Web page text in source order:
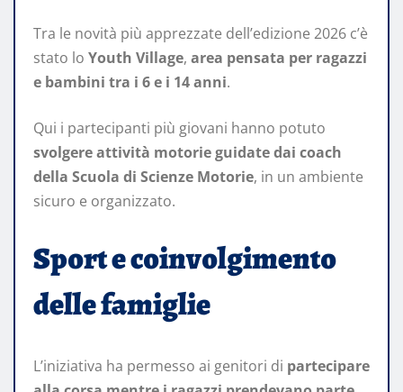
Tra le novità più apprezzate dell’edizione 2026 c’è
stato lo Youth Village, area pensata per ragazzi
e bambini tra i 6 e i 14 anni.
Qui i partecipanti più giovani hanno potuto
svolgere attività motorie guidate dai coach
della Scuola di Scienze Motorie, in un ambiente
sicuro e organizzato.
Sport e coinvolgimento
delle famiglie
L’iniziativa ha permesso ai genitori di partecipare